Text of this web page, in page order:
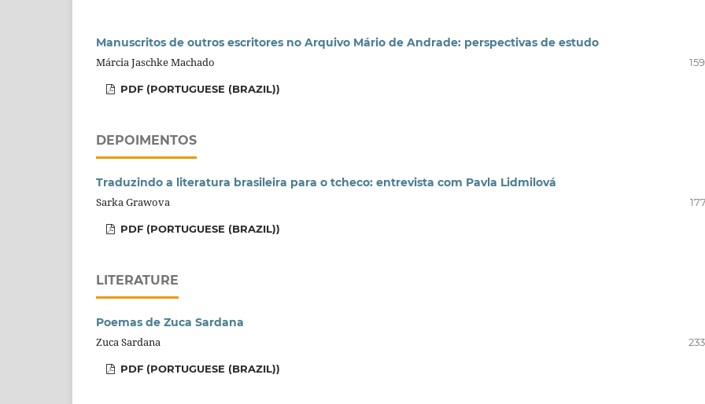
Manuscritos de outros escritores no Arquivo Mário de Andrade: perspectivas de estudo
Márcia Jaschke Machado
PDF (PORTUGUESE (BRAZIL))
DEPOIMENTOS
Traduzindo a literatura brasileira para o tcheco: entrevista com Pavla Lidmilová
Sarka Grawova
PDF (PORTUGUESE (BRAZIL))
LITERATURE
Poemas de Zuca Sardana
Zuca Sardana
PDF (PORTUGUESE (BRAZIL))